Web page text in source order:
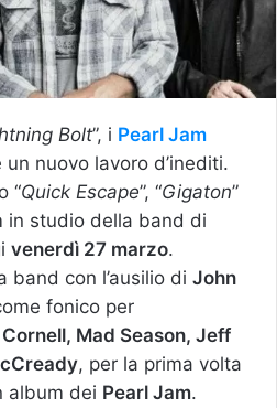
Bolt”, i Pearl Jam
nuovo lavoro d’inediti.
“Quick Escape”, “Gigaton”
in studio della band di
venerdì 27 marzo.
band con l’ausilio di John
fonico per
Mad Season, Jeff
, per la prima volta
album dei Pearl Jam.